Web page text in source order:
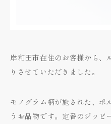
岸和田市在住のお客様から、
りさせていただきました。
モノグラム柄が施された、ポ
うお品物です。定番のジッピ